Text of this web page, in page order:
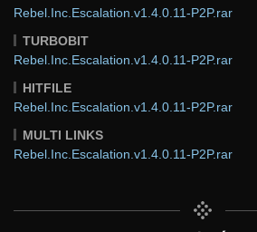
Rebel.Inc.Escalation.v1.4.0.11-P2P.rar
TURBOBIT
Rebel.Inc.Escalation.v1.4.0.11-P2P.rar
HITFILE
Rebel.Inc.Escalation.v1.4.0.11-P2P.rar
MULTI LINKS
Rebel.Inc.Escalation.v1.4.0.11-P2P.rar